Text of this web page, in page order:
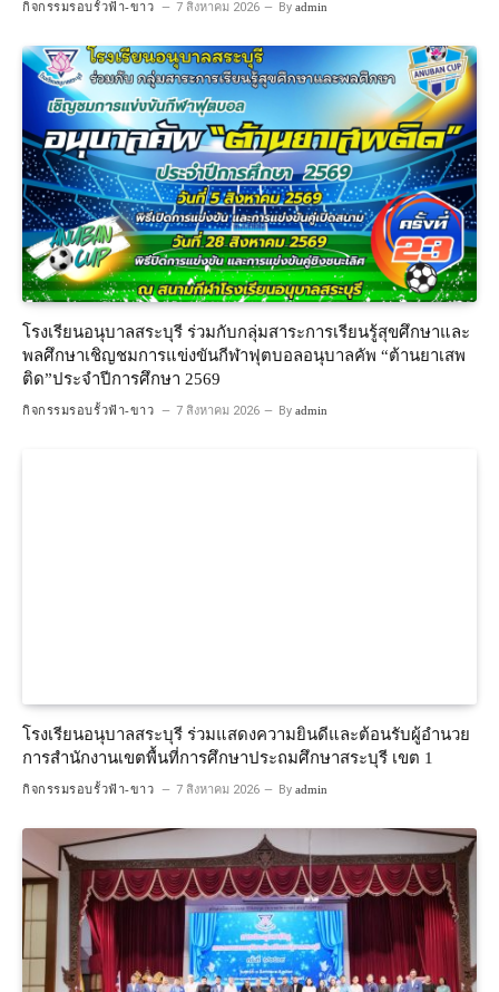
กิจกรรมรอบรั้วฟ้า-ขาว 7 สิงหาคม 2026 By admin
โรงเรียนอนุบาลสระบุรี ร่วมกับกลุ่มสาระการเรียนรู้สุขศึกษาและ
พลศึกษาเชิญชมการแข่งขันกีฬาฟุตบอลอนุบาลคัพ “ต้านยาเสพ
ติด”ประจำปีการศึกษา 2569
กิจกรรมรอบรั้วฟ้า-ขาว 7 สิงหาคม 2026 By admin
โรงเรียนอนุบาลสระบุรี ร่วมแสดงความยินดีและต้อนรับผู้อำนวย
การสำนักงานเขตพื้นที่การศึกษาประถมศึกษาสระบุรี เขต 1
กิจกรรมรอบรั้วฟ้า-ขาว 7 สิงหาคม 2026 By admin